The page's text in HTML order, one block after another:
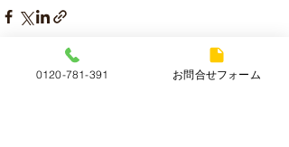
最新記事 すべて表示
0120-781-391 お問合せフォーム